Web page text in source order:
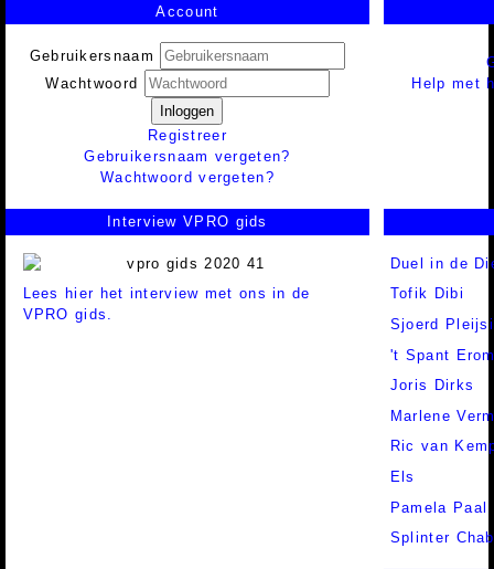
Account
Gebruikersnaam
Wachtwoord
Inloggen
Registreer
Gebruikersnaam vergeten?
Wachtwoord vergeten?
Help met
Interview VPRO gids
Lees hier het interview met ons in de
VPRO gids.
Duel in de
Tofik Dibi
Sjoerd
't Spant
Joris Dirks
Marlene
Ric van
Els
Pamela Paal
Splinter